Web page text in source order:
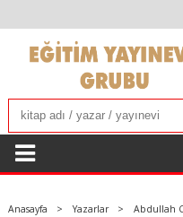
Anasayfa > Yazarlar > Abdullah